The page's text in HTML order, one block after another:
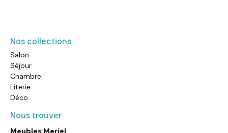
Nos collections
Salon
Séjour
Chambre
Literie
Déco
Nous trouver
Meubles Meriel